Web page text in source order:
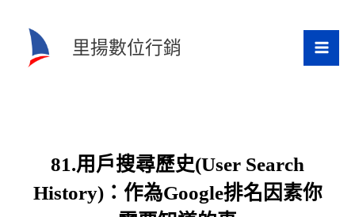
里揚數位行銷
81.用戶搜尋歷史(User Search
History)：作為Google排名因素你